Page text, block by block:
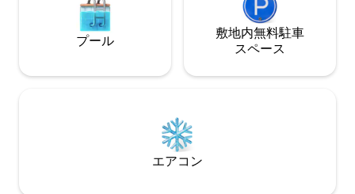
プール
敷地内無料駐⁠車
ス⁠ペ⁠ー⁠ス
エアコン